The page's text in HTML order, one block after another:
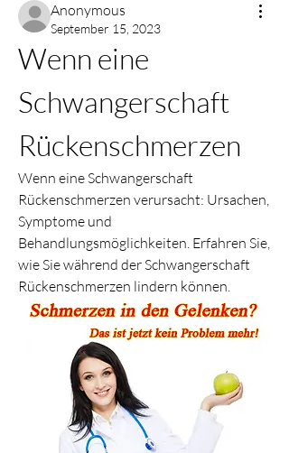
Anonymous
September 15, 2023
Wenn eine
Schwangerschaft
Rückenschmerzen
Wenn eine Schwangerschaft
Rückenschmerzen verursacht: Ursachen,
Symptome und
Behandlungsmöglichkeiten. Erfahren Sie,
wie Sie während der Schwangerschaft
Rückenschmerzen lindern können.